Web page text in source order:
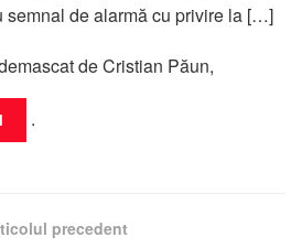
semnal de alarmă cu privire la […]
de Cristian Păun,
.
precedent